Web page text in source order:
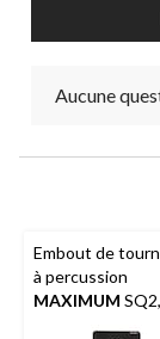
Aucune
Embout de
à percussion
MAXIMUM